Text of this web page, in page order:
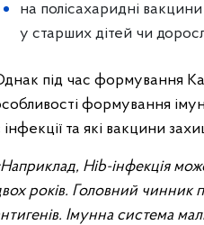
на полісахаридні
у старших дітей чи
під час формування
формування
інфекції та які вакцини
Hib-інфекція
років. Головний чинник
Імунна система